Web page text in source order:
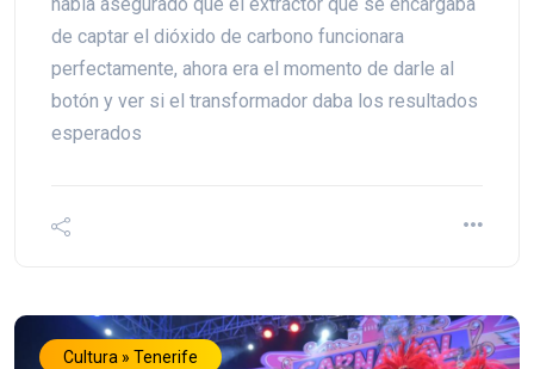
de captar el dióxido de carbono funcionara
perfectamente, ahora era el momento de darle al
botón y ver si el transformador daba los resultados
esperados
Cultura » Tenerife